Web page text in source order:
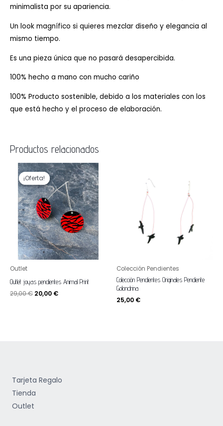
minimalista por su apariencia.
Un look magnífico si quieres mezclar diseño y elegancia al
mismo tiempo.
Es una pieza única que no pasará desapercibida.
100% hecho a mano con mucho cariño
100% Producto sostenible, debido a los materiales con los
que está hecho y el proceso de elaboración.
Productos relacionados
¡Oferta!
¡Oferta!
Outlet
Outlet joyas pendientes Animal Print
29,00€
El
precio
original
era:
29,00 €.
20,00 €
El
precio
actual
es:
20,00 €.
Colección Pendientes
Colección Pendientes Originales Pendiente
Golondrina
25,00 €
Tarjeta Regalo
Tienda
Outlet